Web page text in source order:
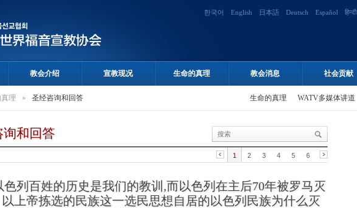
한국어 English 日本語 Deutsch Español हिन्दी
教会介绍 宣教现况 生命的真理 教会消息 社会贡献
理 » 圣经咨询和回答 生命的真理 WATV多媒体讲道
询和回答
1 2 3 4 5 6
色列百姓的历史是我们的教训,而以色列在主后70年被罗马灭
上帝拣选的民族这一选民思想自居的以色列民族为什么灭